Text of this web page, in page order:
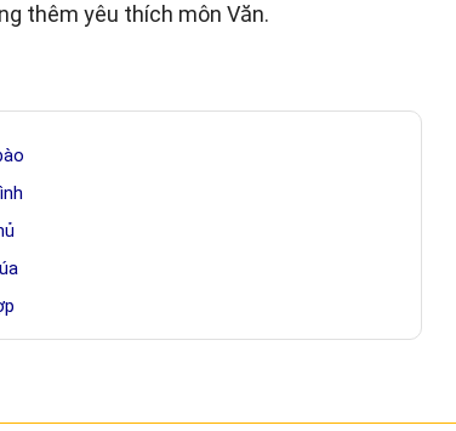
thêm yêu thích môn Văn.